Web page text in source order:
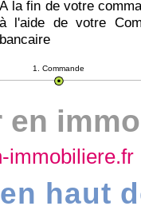
À la fin de votre
à l'aide de votre
bancaire
1. Commande
en
immobiliere.fr
haut